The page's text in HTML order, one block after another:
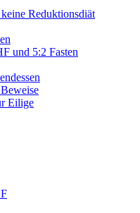
Reduktionsdiät
und 5:2 Fasten
Eilige